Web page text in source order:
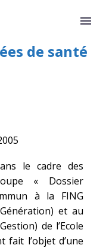
et
de santé
le cadre des
« Dossier
à la FING
et au
de l’Ecole
fait l’objet d’une